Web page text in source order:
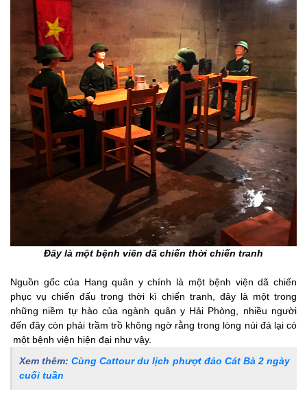
Đây là một bệnh viên dã chiến thời chiến tranh
Nguồn gốc của Hang quân y chính là một bệnh viện dã chiến
phục vụ chiến đấu trong thời kì chiến tranh, đây là một trong
những niềm tự hào của ngành quân y Hải Phòng, nhiều người
đến đây còn phải trầm trồ không ngờ rằng trong lòng núi đá lại có
một bệnh viện hiện đại như vậy.
Xem thêm:Cùng Cattour du lịch phượt đảo Cát Bà 2 ngày
cuối tuần